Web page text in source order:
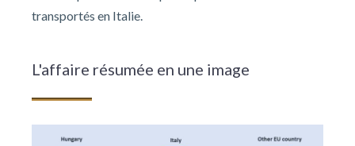
transportés en Italie.
L'affaire résumée en une image